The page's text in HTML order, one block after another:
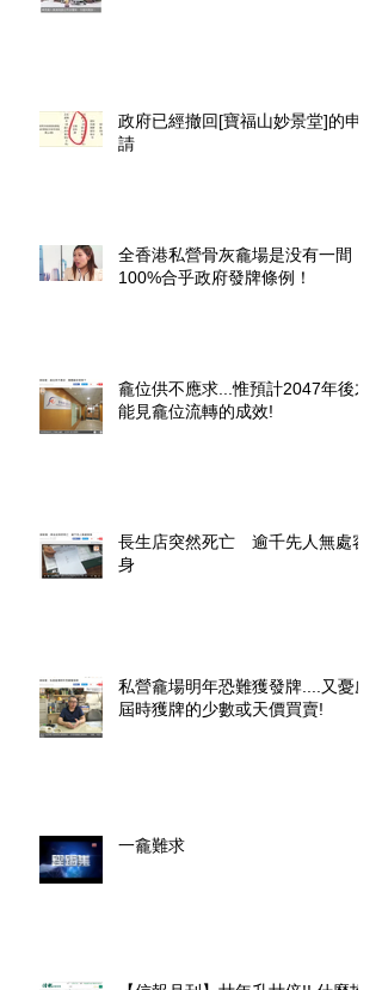
政府已經撤回[寶福山妙景堂]的申
請
全香港私營骨灰龕場是没有一間
100%合乎政府發牌條例！
龕位供不應求...惟預計2047年後才
能見龕位流轉的成效!
長生店突然死亡 逾千先人無處容
身
私營龕場明年恐難獲發牌....又憂慮
屆時獲牌的少數或天價買賣!
一龕難求